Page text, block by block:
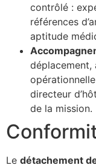
contrôlé :
références
aptitude
déplacement,
directeur
de la mission.
Le détachement